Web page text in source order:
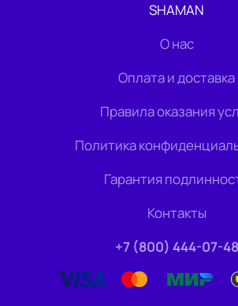
SHAMAN
О нас
Оплата и доставка
Правила оказания
Политика
Гарантия
Контакты
+7 (800) 444-07-48